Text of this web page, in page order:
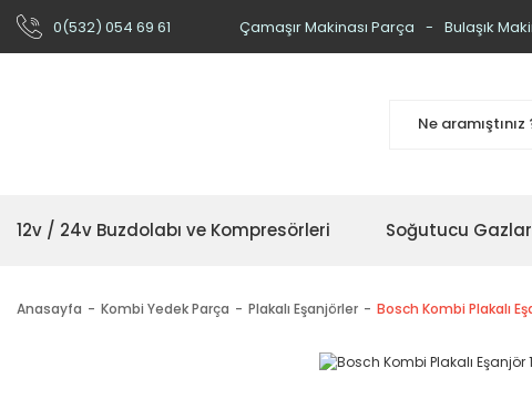
0(532) 054 69 61 Çamaşır Makinası Parça Bulaşık
12v / 24v Buzdolabı ve Kompresörleri Soğutucu Gazlar
Anasayfa Kombi Yedek Parça Plakalı Eşanjörler Bosch Kombi Plakalı